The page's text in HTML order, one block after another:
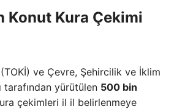
Konut Kura Çekimi
ve Çevre, Şehircilik ve İklim
tarafından yürütülen 500 bin
çekimleri il il belirlenmeye